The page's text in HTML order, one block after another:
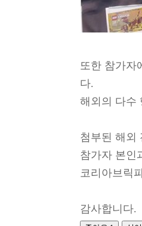
또한 참가자
다.
해외의 다수
첨부된 해외
참가자 본인
코리아브릭
감사합니다.